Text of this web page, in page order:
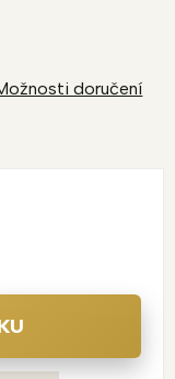
doručení